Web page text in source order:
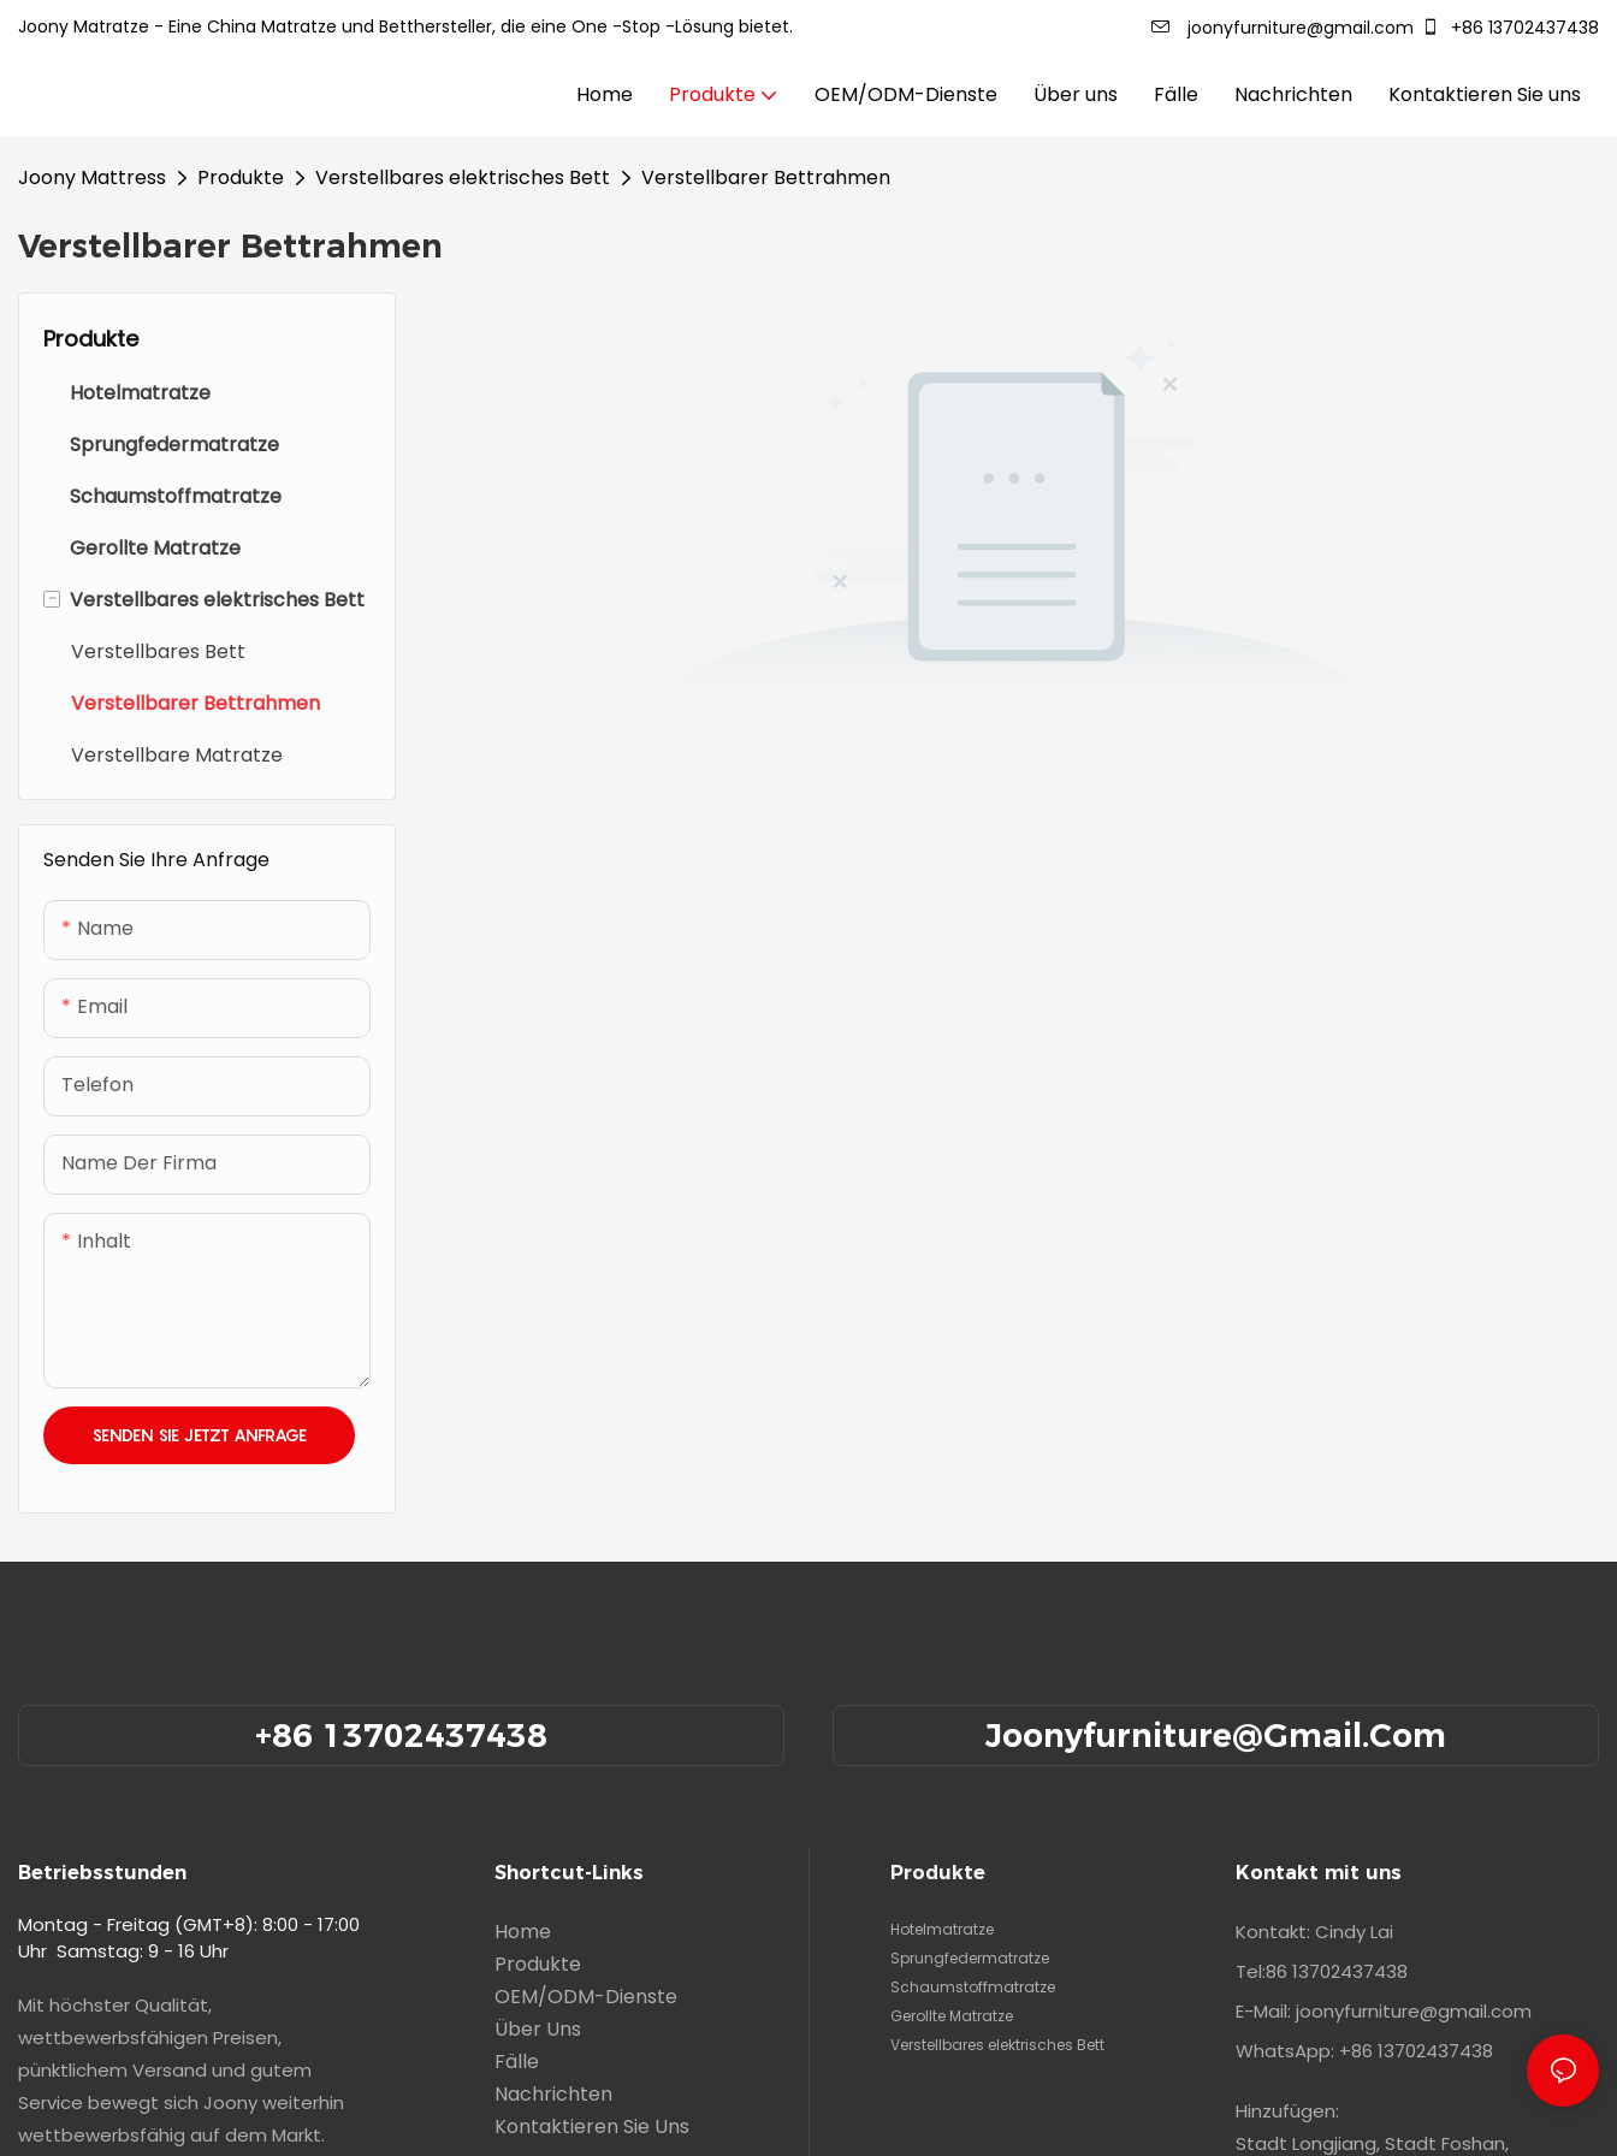
Joony Matratze - Eine China Matratze und Betthersteller, die eine One -Stop -Lösung bietet. joonyfurniture@gmail.com +86 13702437438
Home Produkte OEM/ODM-Dienste Über uns Fälle Nachrichten Kontaktieren Sie uns
Joony Mattress Produkte Verstellbares elektrisches Bett Verstellbarer Bettrahmen
Verstellbarer Bettrahmen
Produkte
Hotelmatratze
Sprungfedermatratze
Schaumstoffmatratze
Gerollte Matratze
- Verstellbares elektrisches Bett
Verstellbares Bett
Verstellbarer Bettrahmen
Verstellbare Matratze
Senden Sie Ihre Anfrage
Name
Email
Telefon
Name Der Firma
Inhalt
SENDEN SIE JETZT ANFRAGE
+86 13702437438 Joonyfurniture@gmail.com
Betriebsstunden
Montag - Freitag (GMT+8): 8:00 - 17:00
Uhr Samstag: 9 - 16 Uhr
Mit höchster Qualität,
wettbewerbsfähigen Preisen,
pünktlichem Versand und gutem
Service bewegt sich Joony weiterhin
wettbewerbsfähig auf dem Markt.
Shortcut-Links
Home
Produkte
OEM/ODM-Dienste
Über Uns
Fälle
Nachrichten
Kontaktieren Sie Uns
Produkte
Hotelmatratze
Sprungfedermatratze
Schaumstoffmatratze
Gerollte Matratze
Verstellbares elektrisches Bett
Kontakt mit uns
Kontakt: Cindy Lai
Tel:86 13702437438
E-Mail:joonyfurniture@gmail.com
WhatsApp: +86 13702437438
Hinzufügen:
Stadt Longjiang, Stadt Foshan,